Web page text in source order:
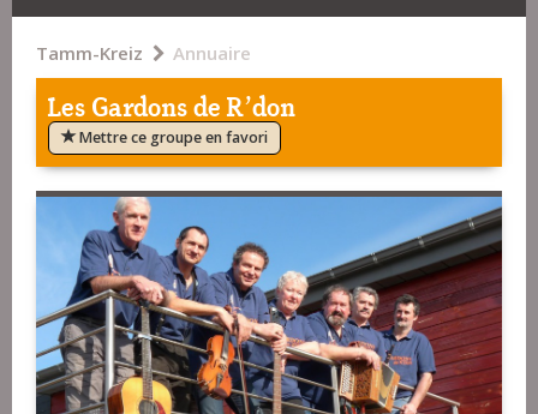
Tamm-Kreiz Annuaire
Les Gardons de R'don
Mettre ce groupe en favori